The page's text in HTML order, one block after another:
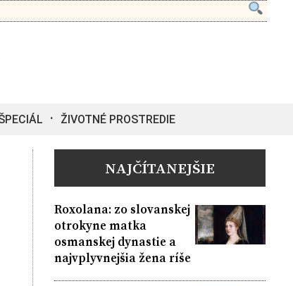
ŽIVOTNÉ PROSTREDIE
NAJČÍTANEJŠIE
Roxolana: zo slovanskej
otrokyne matka
osmanskej dynastie a
najvplyvnejšia žena ríše